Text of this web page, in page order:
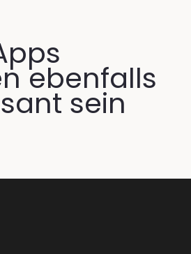
ebenfalls
sein